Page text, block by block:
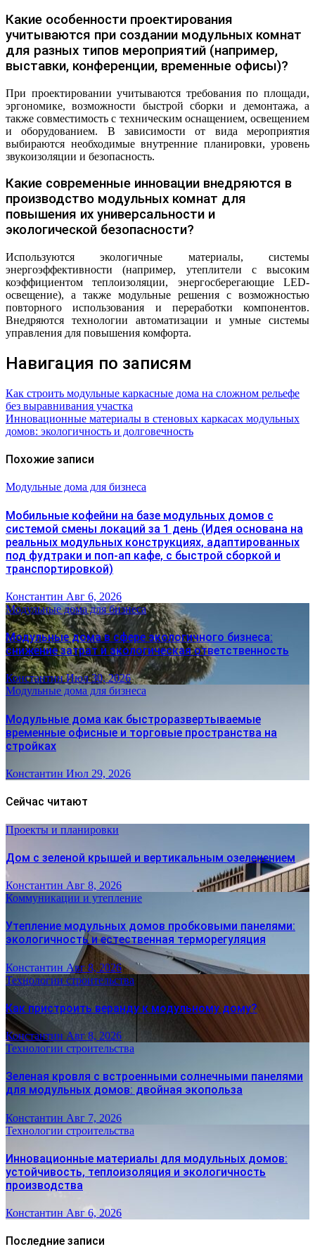
Какие особенности проектирования
учитываются при создании модульных комнат
для разных типов мероприятий (например,
выставки, конференции, временные офисы)?
При проектировании учитываются требования по площади,
эргономике, возможности быстрой сборки и демонтажа, а
также совместимость с техническим оснащением, освещением
и оборудованием. В зависимости от вида мероприятия
выбираются необходимые внутренние планировки, уровень
звукоизоляции и безопасность.
Какие современные инновации внедряются в
производство модульных комнат для
повышения их универсальности и
экологической безопасности?
Используются экологичные материалы, системы
энергоэффективности (например, утеплители с высоким
коэффициентом теплоизоляции, энергосберегающие LED-
освещение), а также модульные решения с возможностью
повторного использования и переработки компонентов.
Внедряются технологии автоматизации и умные системы
управления для повышения комфорта.
Навигация по записям
Как строить модульные каркасные дома на сложном рельефе
без выравнивания участка
Инновационные материалы в стеновых каркасах модульных
домов: экологичность и долговечность
Похожие записи
Модульные дома для бизнеса
Мобильные кофейни на базе модульных домов с
системой смены локаций за 1 день (Идея основана на
реальных модульных конструкциях, адаптированных
под фудтраки и поп-ап кафе, с быстрой сборкой и
транспортировкой)
Константин Авг 6, 2026
Модульные дома для бизнеса
Модульные дома в сфере экологичного бизнеса:
снижение затрат и экологическая ответственность
КонстантинИюл 30, 2026
Модульные дома для бизнеса
Модульные дома как быстроразвертываемые
временные офисные и торговые пространства на
стройках
Константин Июл 29, 2026
Сейчас читают
Проекты и планировки
Дом с зеленой крышей и вертикальным озеленением
Константин Авг 8, 2026
Коммуникации и утепление
Утепление модульных домов пробковыми панелями:
экологичность и естественная терморегуляция
Константин Авг 8, 2026
Технологии строительства
Как пристроить веранду к модульному дому?
Константин Авг 8, 2026
Технологии строительства
Зеленая кровля с встроенными солнечными панелями
для модульных домов: двойная экопольза
Константин Авг 7, 2026
Технологии строительства
Инновационные материалы для модульных домов:
устойчивость, теплоизоляция и экологичность
производства
Константин Авг 6, 2026
Последние записи